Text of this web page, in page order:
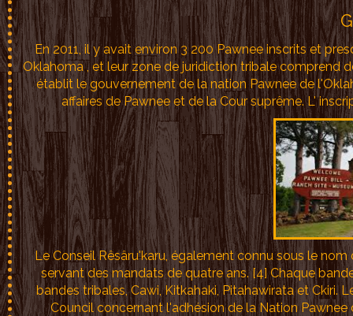
En 2011, il y avait environ 3 200 Pawnee inscrits et
Oklahoma , et leur zone de juridiction tribale comprend
établit le gouvernement de la nation Pawnee de
affaires de Pawnee et de la Cour suprême. L'
Le Conseil Rêsâru'karu, également connu sous le
servant des mandats de quatre ans. [4] Chaque
bandes tribales, Cawi, Kitkahaki, Pitahawirata et Ckiri.
Council concernant l'adhésion de la Nation